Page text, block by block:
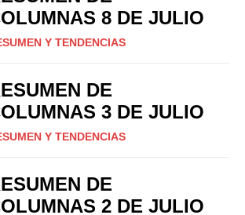
8 DE JULIO
Y TENDENCIAS
DE
3 DE JULIO
Y TENDENCIAS
DE
2 DE JULIO